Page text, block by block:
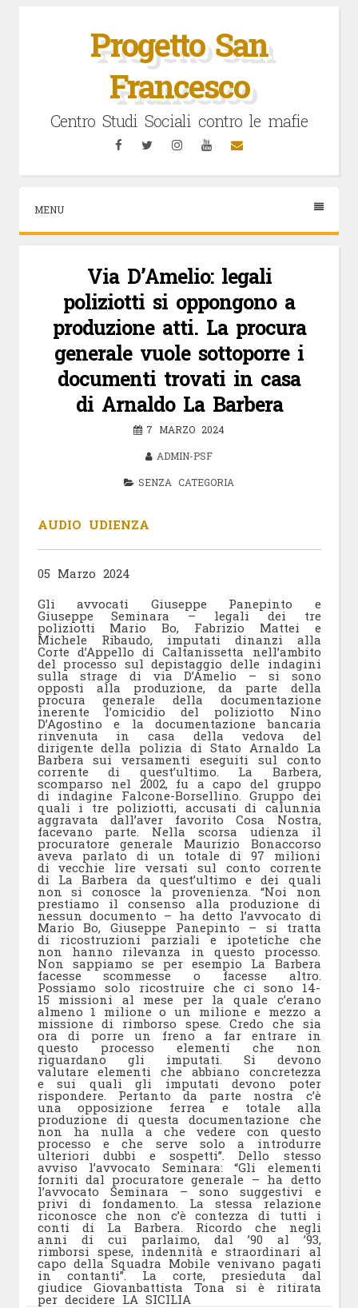
Progetto San
Francesco
Centro Studi Sociali contro le mafie
FacebookTwitterInstagramYouTubeEmail
MENU
Via D’Amelio: legali
poliziotti si oppongono a
produzione atti. La procura
generale vuole sottoporre i
documenti trovati in casa
di Arnaldo La Barbera
7 MARZO 2024
ADMIN-PSF
SENZA CATEGORIA
AUDIO UDIENZA
05 Marzo 2024
Gli avvocati Giuseppe Panepinto e
Giuseppe Seminara – legali dei tre
poliziotti Mario Bo, Fabrizio Mattei e
Michele Ribaudo, imputati dinanzi alla
Corte d’Appello di Caltanissetta nell’ambito
del processo sul depistaggio delle indagini
sulla strage di via D’Amelio – si sono
opposti alla produzione, da parte della
procura generale della documentazione
inerente l’omicidio del poliziotto Nino
D’Agostino e la documentazione bancaria
rinvenuta in casa della vedova del
dirigente della polizia di Stato Arnaldo La
Barbera sui versamenti eseguiti sul conto
corrente di quest’ultimo. La Barbera,
scomparso nel 2002, fu a capo del gruppo
di indagine Falcone-Borsellino. Gruppo dei
quali i tre poliziotti, accusati di calunnia
aggravata dall’aver favorito Cosa Nostra,
facevano parte. Nella scorsa udienza il
procuratore generale Maurizio Bonaccorso
aveva parlato di un totale di 97 milioni
di vecchie lire versati sul conto corrente
di La Barbera da quest’ultimo e dei quali
non si conosce la provenienza. “Noi non
prestiamo il consenso alla produzione di
nessun documento – ha detto l’avvocato di
Mario Bo, Giuseppe Panepinto – si tratta
di ricostruzioni parziali e ipotetiche che
non hanno rilevanza in questo processo.
Non sappiamo se per esempio La Barbera
facesse scommesse o facesse altro.
Possiamo solo ricostruire che ci sono 14-
15 missioni al mese per la quale c’erano
almeno 1 milione o un milione e mezzo a
missione di rimborso spese. Credo che sia
ora di porre un freno a far entrare in
questo processo elementi che non
riguardano gli imputati. Si devono
valutare elementi che abbiano concretezza
e sui quali gli imputati devono poter
rispondere. Pertanto da parte nostra c’è
una opposizione ferrea e totale alla
produzione di questa documentazione che
non ha nulla a che vedere con questo
processo e che serve solo a introdurre
ulteriori dubbi e sospetti”. Dello stesso
avviso l’avvocato Seminara: “Gli elementi
forniti dal procuratore generale – ha detto
l’avvocato Seminara – sono suggestivi e
privi di fondamento. La stessa relazione
riconosce che non c’è contezza di tutti i
conti di La Barbera. Ricordo che negli
anni di cui parlaimo, dal ’90 al ’93,
rimborsi spese, indennità e straordinari al
capo della Squadra Mobile venivano pagati
in contanti”. La corte, presieduta dal
giudice Giovanbattista Tona si è ritirata
per decidere LA SICILIA